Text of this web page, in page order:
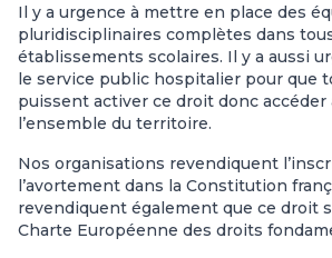
Il y a urgence à mettre en place des
pluridisciplinaires complètes dans
établissements scolaires. Il y a aussi
le service public hospitalier pour que
puissent activer ce droit donc accéder
l’ensemble du territoire.
Nos organisations revendiquent
l’avortement dans la Constitution
revendiquent également que ce droit
Charte Européenne des droits